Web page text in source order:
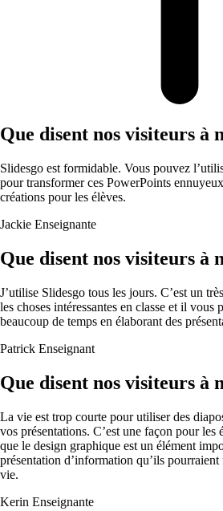
Que disent nos visiteurs à
Slidesgo est formidable. Vous pouvez
pour transformer ces PowerPoints
créations pour les élèves.
Jackie Enseignante
Que disent nos visiteurs à
J’utilise Slidesgo tous les jours. C’est un
les choses intéressantes en classe et il vous
beaucoup de temps en élaborant des
Patrick Enseignant
Que disent nos visiteurs à
La vie est trop courte pour utiliser des
vos présentations. C’est une façon pour les
que le design graphique est un élément
présentation d’information qu’ils
vie.
Kerin Enseignante